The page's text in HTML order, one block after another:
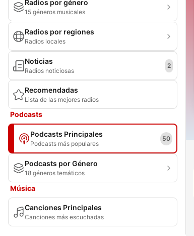
Radios por género
15 géneros musicales
Radios por regiones
Radios locales
Noticias
Radios noticiosas
2
Recomendadas
Lista de las mejores radios
Podcasts
Podcasts Principales
Podcasts más populares
50
Podcasts por Género
18 géneros temáticos
Música
Canciones Principales
Canciones más escuchadas